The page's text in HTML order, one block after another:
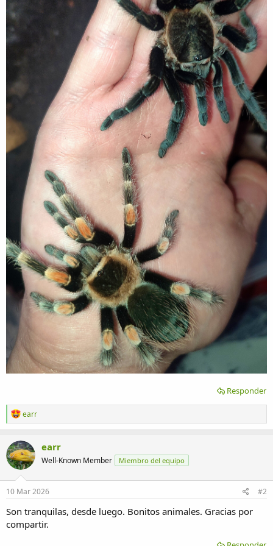
Responder
R
e
a
c
c
i
o
n
e
earr
earr
Well-Known Member Miembro del equipo
10 Mar 2026 #2
Son tranquilas, desde luego. Bonitos animales. Gracias por
compartir.